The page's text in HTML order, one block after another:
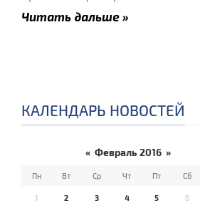
Читать дальше »
КАЛЕНДАРЬ НОВОСТЕЙ
« Февраль 2016 »
Пн Вт Ср Чт Пт Сб
1 2 3 4 5 6